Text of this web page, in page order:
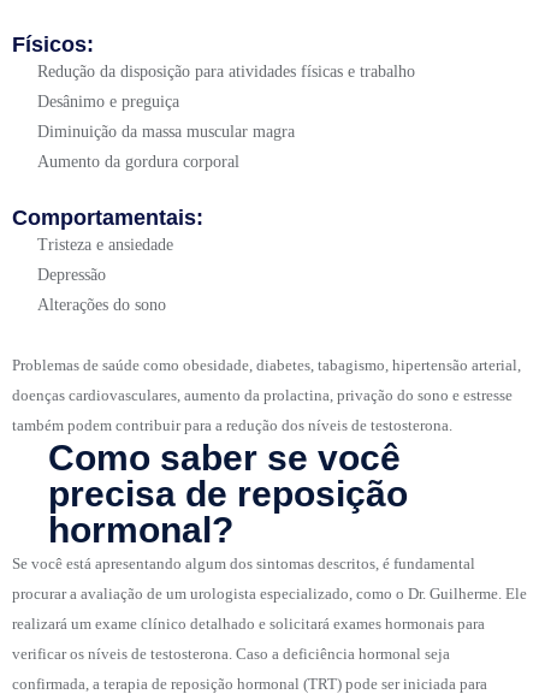
Físicos:
Redução da disposição para atividades físicas e trabalho
Desânimo e preguiça
Diminuição da massa muscular magra
Aumento da gordura corporal
Comportamentais:
Tristeza e ansiedade
Depressão
Alterações do sono
Problemas de saúde como obesidade, diabetes, tabagismo, hipertensão arterial,
doenças cardiovasculares, aumento da prolactina, privação do sono e estresse
também podem contribuir para a redução dos níveis de testosterona.
Como saber se você
precisa de reposição
hormonal?
Se você está apresentando algum dos sintomas descritos, é fundamental
procurar a avaliação de um urologista especializado, como o Dr. Guilherme. Ele
realizará um exame clínico detalhado e solicitará exames hormonais para
verificar os níveis de testosterona. Caso a deficiência hormonal seja
confirmada, a terapia de reposição hormonal (TRT) pode ser iniciada para